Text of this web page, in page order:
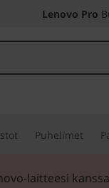
Lenovo Pro
Puhelimet
laitteesi